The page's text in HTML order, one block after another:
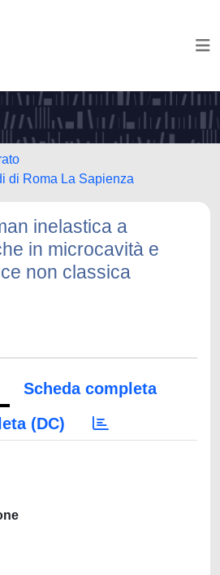
di Roma La Sapienza
inelastica a
in microcavità e
non classica
Scheda completa
(DC)